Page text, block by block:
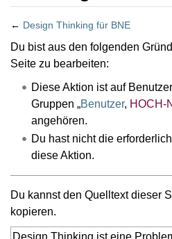
← Design Thinking für BNE
Wechseln zu: Navigation Suche
Du bist aus den folgenden
Seite zu bearbeiten:
Diese Aktion ist auf
Gruppen „Benutzer, HOCH-
angehören.
Du hast nicht die
diese Aktion.
Du kannst den Quelltext dieser
kopieren.